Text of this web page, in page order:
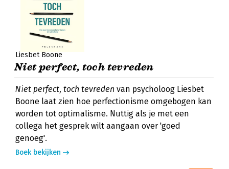
Liesbet Boone
Niet perfect, toch tevreden
Niet perfect, toch tevreden van psycholoog Liesbet
Boone laat zien hoe perfectionisme omgebogen kan
worden tot optimalisme. Nuttig als je met een
collega het gesprek wilt aangaan over 'goed
genoeg'.
Boek bekijken